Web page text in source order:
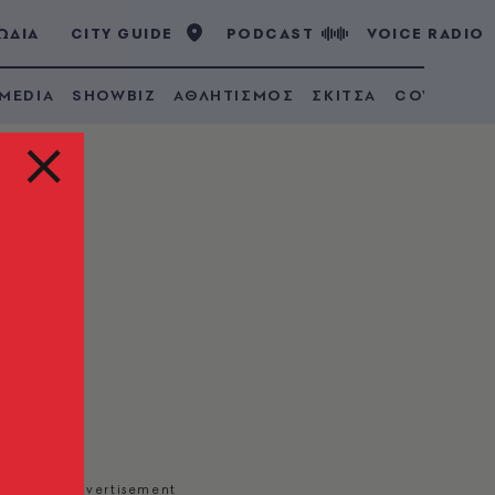
CITY GUIDE PODCAST VOICE RADIO
SHOWBIZ ΑΘΛΗΤΙΣΜΟΣ ΣΚΙΤΣΑ COVID 19